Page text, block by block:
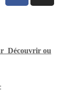
Découvrir ou